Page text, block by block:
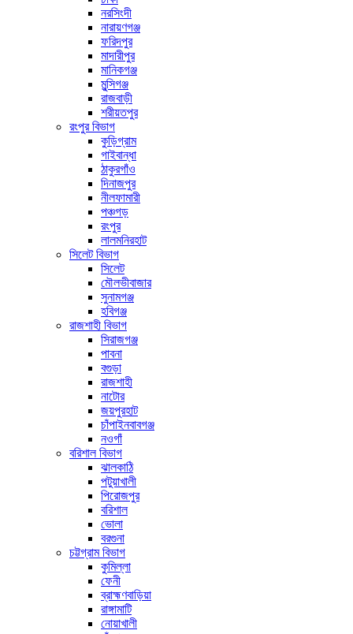
নরসিংদী
নারায়ণগঞ্জ
ফরিদপুর
মাদারীপুর
মানিকগঞ্জ
মুন্সিগঞ্জ
রাজবাড়ী
শরীয়তপুর
রংপুর বিভাগ
কুড়িগ্রাম
গাইবান্ধা
ঠাকুরগাঁও
দিনাজপুর
নীলফামারী
পঞ্চগড়
রংপুর
লালমনিরহাট
সিলেট বিভাগ
সিলেট
মৌলভীবাজার
সুনামগঞ্জ
হবিগঞ্জ
রাজশাহী বিভাগ
সিরাজগঞ্জ
পাবনা
বগুড়া
রাজশাহী
নাটোর
জয়পুরহাট
চাঁপাইনবাবগঞ্জ
নওগাঁ
বরিশাল বিভাগ
ঝালকাঠি
পটুয়াখালী
পিরোজপুর
বরিশাল
ভোলা
বরগুনা
চট্টগ্রাম বিভাগ
কুমিল্লা
ফেনী
ব্রাহ্মণবাড়িয়া
রাঙ্গামাটি
নোয়াখালী